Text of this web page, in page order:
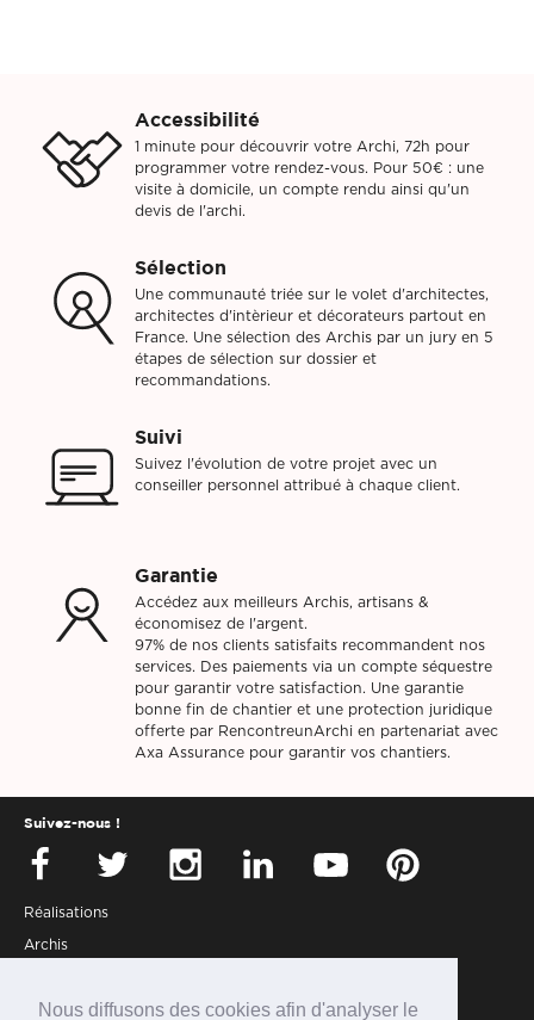
Nous diffusons des cookies afin d'analyser le
Accessibilité
1 minute pour découvrir votre Archi, 72h pour
programmer votre rendez-vous. Pour 50€ : une
visite à domicile, un compte rendu ainsi qu'un
devis de l'archi.
Sélection
Une communauté triée sur le volet d'architectes,
architectes d'intèrieur et décorateurs partout en
France. Une sélection des Archis par un jury en 5
étapes de sélection sur dossier et
recommandations.
Suivi
Suivez l'évolution de votre projet avec un
conseiller personnel attribué à chaque client.
Garantie
Accédez aux meilleurs Archis, artisans &
économisez de l'argent.
97% de nos clients satisfaits recommandent nos
services. Des paiements via un compte séquestre
pour garantir votre satisfaction. Une garantie
bonne fin de chantier et une protection juridique
offerte par RencontreunArchi en partenariat avec
Axa Assurance pour garantir vos chantiers.
Réalisations
Archis
Partenaires
Suivez-nous !